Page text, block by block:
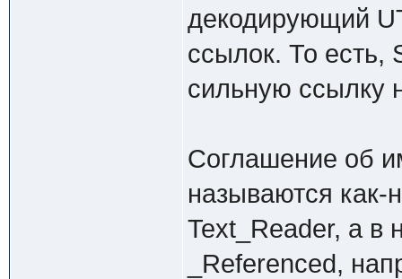
декодирующий
ссылок. То есть,
сильную ссылку
Соглашение об
называются
Text_Reader, а в
_Referenced,